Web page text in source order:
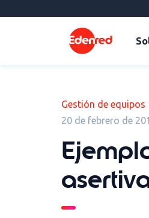
Gestión de equipos
20 de febrero de